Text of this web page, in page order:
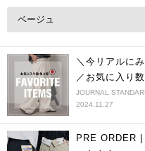
ベージュ
＼今リアルに
／お気に入り
JOURNAL
2024.11.27
PRE ORDER